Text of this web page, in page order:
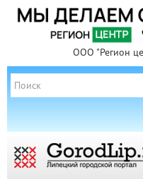
ООО "Регион